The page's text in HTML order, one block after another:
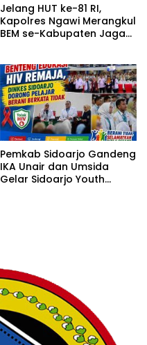
Jelang HUT ke-81 RI,
Kapolres Ngawi Merangkul
BEM se-Kabupaten Jaga
Pemkab Sidoarjo Gandeng
IKA Unair dan Umsida
Gelar Sidoarjo Youth